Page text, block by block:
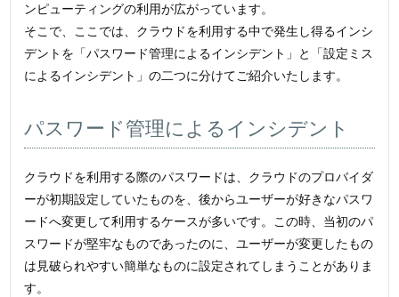
ンピューティングの利用が広がっています。
そこで、ここでは、クラウドを利用する中で発生し得るインシ
デントを「パスワード管理によるインシデント」と「設定ミス
によるインシデント」の二つに分けてご紹介いたします。
パスワード管理によるインシデント
クラウドを利用する際のパスワードは、クラウドのプロバイダ
ーが初期設定していたものを、後からユーザーが好きなパスワ
ードへ変更して利用するケースが多いです。この時、当初のパ
スワードが堅牢なものであったのに、ユーザーが変更したもの
は見破られやすい簡単なものに設定されてしまうことがありま
す。